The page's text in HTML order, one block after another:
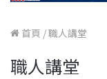
首頁 /職人講堂
職人講堂